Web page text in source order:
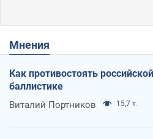
Мнения
Как противостоять российской
баллистике
Виталий Портников 15,7 т.